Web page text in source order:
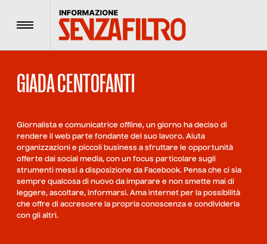
Menu
GIADA CENTOFANTI
Giornalista e comunicatrice offline, un giorno ha deciso di
rendere il web parte fondante del suo lavoro. Aiuta
organizzazioni e piccoli business a sfruttare le opportunità
offerte dai social media, con un focus particolare sugli
strumenti messi a disposizione da Facebook. Pensa che ci sia
sempre qualcosa di nuovo da imparare e non smette mai di
leggere, ascoltare, informarsi. Ama internet per la possibilità
che offre di accrescere la propria conoscenza e condividerla
con gli altri.